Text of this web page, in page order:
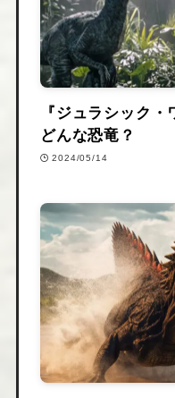
『ジュラシック
どんな恐竜？
2024/05/14